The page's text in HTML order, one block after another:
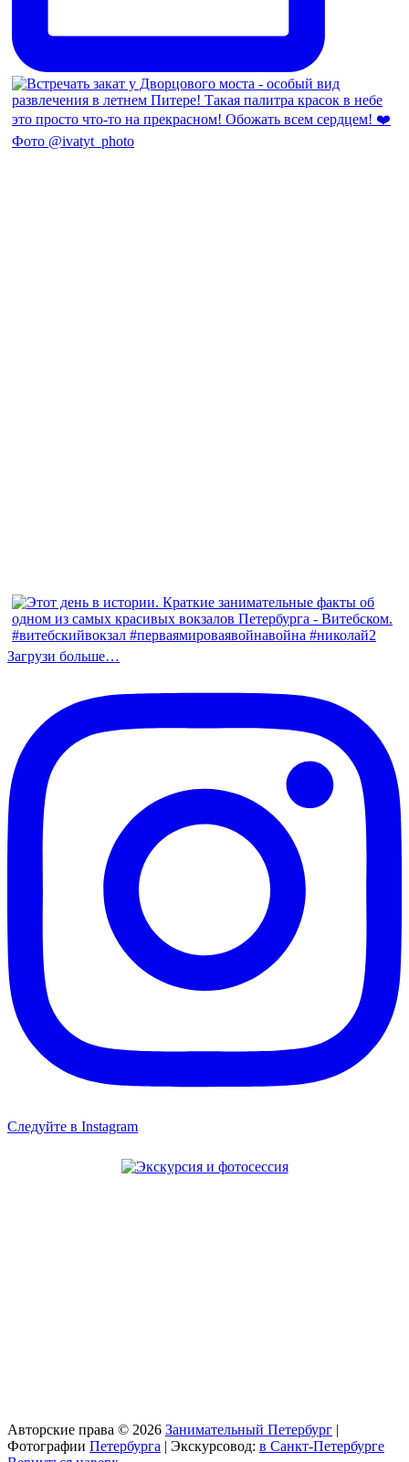
Загрузи больше…
Следуйте в Instagram
Авторские права © 2026 Занимательный Петербург |
Фотографии Петербурга | Экскурсовод: в Санкт-Петербурге